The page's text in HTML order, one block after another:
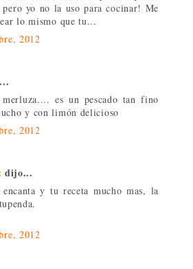
yo no la uso para cocinar! Me
lo mismo que tu...
2012
merluza.... es un pescado tan fino
y con limón delicioso
2012
dijo...
y tu receta mucho mas, la
2012